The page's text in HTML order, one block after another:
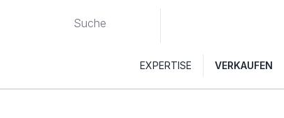
EXPERTISE VERKAUFEN